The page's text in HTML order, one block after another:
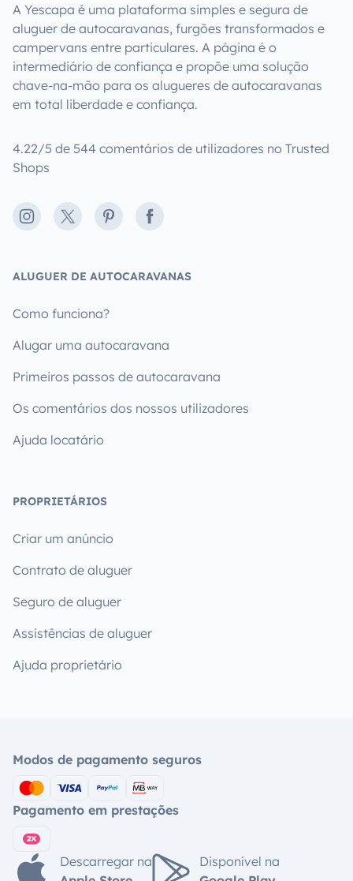
A Yescapa é uma plataforma simples e segura de
aluguer de autocaravanas, furgões transformados e
campervans entre particulares. A página é o
intermediário de confiança e propõe uma solução
chave-na-mão para os alugueres de autocaravanas
em total liberdade e confiança.
4.22/5 de 544 comentários de utilizadores no Trusted
Shops
Instagram
X PinterestFacebook
ALUGUER DE AUTOCARAVANAS
Como funciona?
Alugar uma autocaravana
Primeiros passos de autocaravana
Os comentários dos nossos utilizadores
Ajuda locatário
PROPRIETÁRIOS
Criar um anúncio
Contrato de aluguer
Seguro de aluguer
Assistências de aluguer
Ajuda proprietário
Modos de pagamento seguros
Pagamento em prestações
Descarregar na
Disponível na